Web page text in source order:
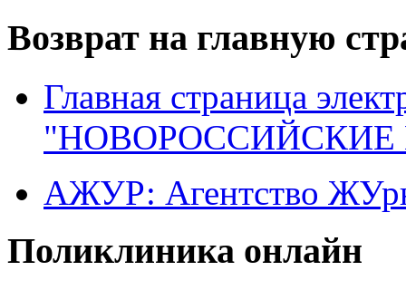
Возврат на главную
Главная страница
"НОВОРОССИЙСКИЕ
АЖУР: Агентство
Поликлиника онлайн